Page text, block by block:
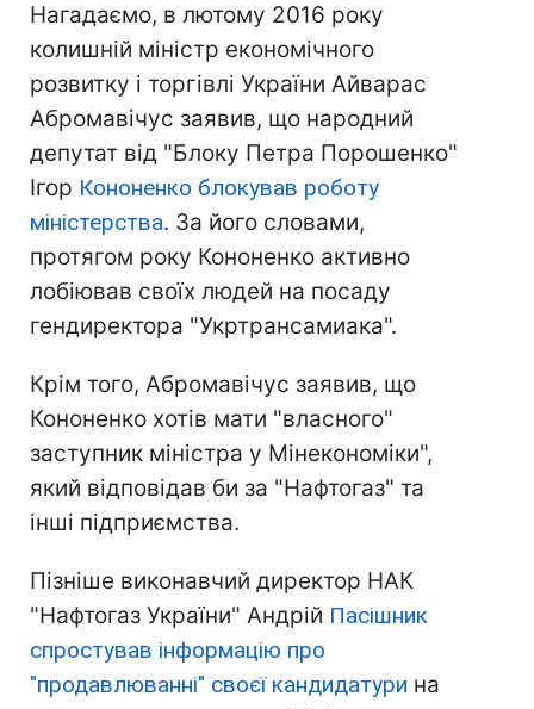
Нагадаємо, в лютому 2016 року
колишній міністр економічного
розвитку і торгівлі України Айварас
Абромавічус заявив, що народний
депутат від "Блоку Петра Порошенко"
Ігор Кононенко блокував роботу
міністерства. За його словами,
протягом року Кононенко активно
лобіював своїх людей на посаду
гендиректора "Укртрансамиака".
Крім того, Абромавічус заявив, що
Кононенко хотів мати "власного"
заступник міністра у Мінекономіки",
який відповідав би за "Нафтогаз" та
інші підприємства.
Пізніше виконавчий директор НАК
"Нафтогаз України" Андрій Пасішник
спростував інформацію про
"продавлюванні" своєї кандидатури на